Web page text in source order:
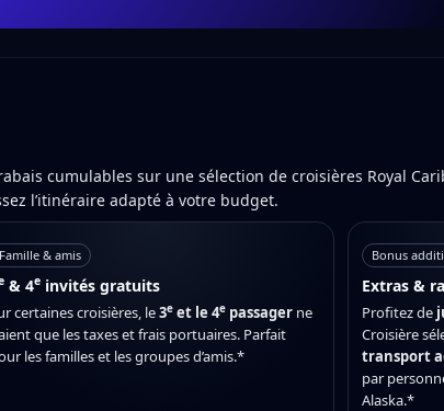
cumulables sur une sélection de croisières Royal
l’itinéraire adapté à votre budget.
Famille & amis
& 4e invités gratuits
certaines croisières, le3e et le 4e passager ne
que les taxes et frais portuaires. Parfait
les familles et les groupes d’amis.*
Bonus
Extras &
Profitez de
Croisière
transport
par
Alaska.*